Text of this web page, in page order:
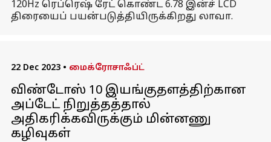
120Hz ரெப்ரெஷ் ரேட் கொண்ட 6.78 இன்ச் LCD
திரையைப் பயன்படுத்தியிருக்கிறது லாவா.
22 Dec 2023 • மைக்ரோசாஃப்ட்
விண்டோஸ் 10 இயங்குதளத்திற்கான
அப்டேட் நிறுத்தத்தால்
அதிகரிக்கவிருக்கும் மின்னணு
கழிவுகள்